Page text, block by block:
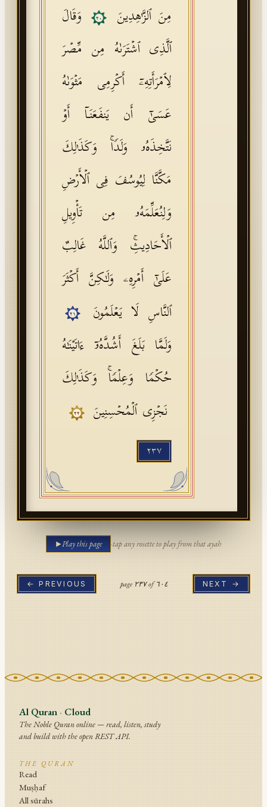
مِنَ ٱلزَّ ٰ⁠هِدِینَ
٢٠
وَقَالَ
ٱلَّذِی ٱشۡتَرَىٰهُ مِن مِّصۡرَ
لِٱمۡرَأَتِهِۦۤ أَكۡرِمِی مَثۡوَىٰهُ
عَسَىٰۤ أَن یَنفَعَنَاۤ أَوۡ
نَتَّخِذَهُۥ وَلَدࣰاۚ وَكَذَ ٰ⁠لِكَ
مَكَّنَّا لِیُوسُفَ فِی ٱلۡأَرۡضِ
وَلِنُعَلِّمَهُۥ مِن تَأۡوِیلِ
ٱلۡأَحَادِیثِۚ وَٱللَّهُ غَالِبٌ
عَلَىٰۤ أَمۡرِهِۦ وَلَـٰكِنَّ أَكۡثَرَ
ٱلنَّاسِ لَا یَعۡلَمُونَ
٢١
وَلَمَّا بَلَغَ أَشُدَّهُۥۤ ءَاتَیۡنَـٰهُ
حُكۡمࣰا وَعِلۡمࣰاۚ وَكَذَ ٰ⁠لِكَ
نَجۡزِی ٱلۡمُحۡسِنِینَ
٢٢
٢٣٧
Play this page ·tap any rosette to play from that ayah
← PREVIOUS page ٢٣٧of٦٠٤ NEXT →
Al Quran · Cloud
The Noble Quran online — read, listen, study
and build with the open REST API.
THE QURAN
Read
Muṣḥaf
All sūrahs